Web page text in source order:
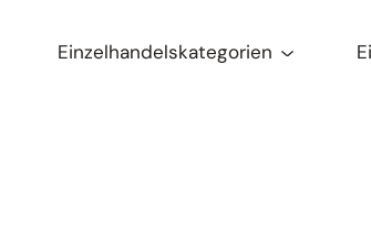
Einzelhandelskategorien